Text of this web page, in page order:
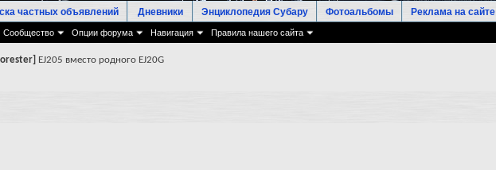
Сообщество Опции форума Навигация Правила нашего сайта
частных объявлений Дневники Энциклопедия Субару Фотоальбомы Реклама на сайте
EJ205 вместо родного EJ20G